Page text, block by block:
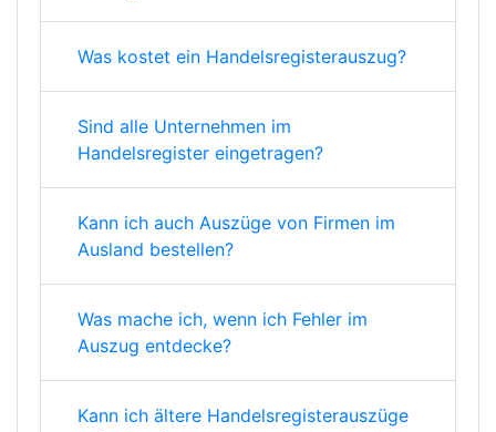
Was kostet ein Handelsregisterauszug?
Sind alle Unternehmen im
Handelsregister eingetragen?
Kann ich auch Auszüge von Firmen im
Ausland bestellen?
Was mache ich, wenn ich Fehler im
Auszug entdecke?
Kann ich ältere Handelsregisterauszüge